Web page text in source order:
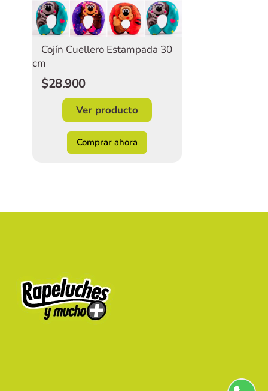
Cojín Cuellero Estampada 30
cm
$28.900
Ver producto
Comprar ahora